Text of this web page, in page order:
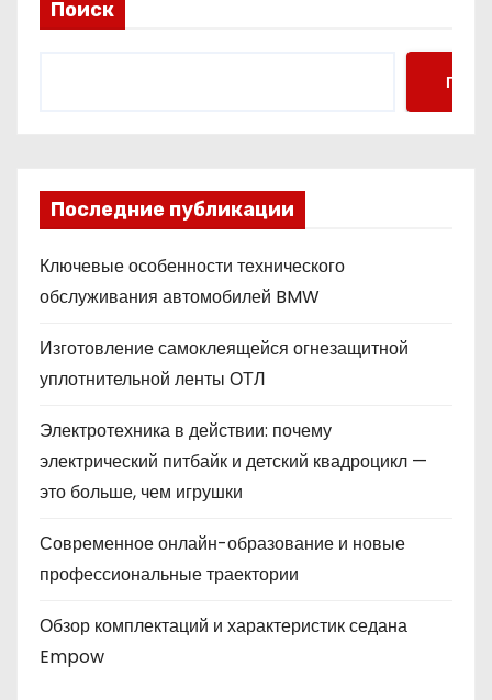
Поиск
Поиск
Последние публикации
Ключевые особенности технического
обслуживания автомобилей BMW
Изготовление самоклеящейся огнезащитной
уплотнительной ленты ОТЛ
Электротехника в действии: почему
электрический питбайк и детский квадроцикл —
это больше, чем игрушки
Современное онлайн-образование и новые
профессиональные траектории
Обзор комплектаций и характеристик седана
Empow